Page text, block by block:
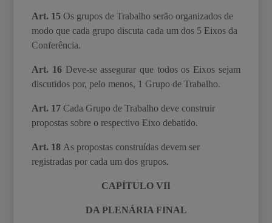
Art. 15Os grupos de Trabalho serão organizados de
modo que cada grupo discuta cada umdos 5 Eixos da
Conferência.
Art. 16 Deve-se assegurar que todos os Eixos sejam
discutidos por, pelo menos, 1 Grupo deTrabalho.
Art. 17Cada Grupo de Trabalho deve construir
propostas sobre o respectivo Eixo debatido.
Art. 18 As propostas construídas devem ser
registradas por cada um dos grupos.
CAPÍTULO VII
DA PLENÁRIA FINAL